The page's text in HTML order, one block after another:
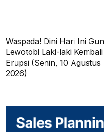
Waspada! Dini Hari Ini
Lewotobi Laki-laki Kembali
Erupsi (Senin, 10 Agustus
2026)